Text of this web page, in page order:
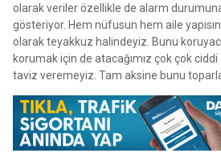
olarak veriler özellikle de alarm
gösteriyor. Hem nüfusun hem aile
olarak teyakkuz halindeyiz. Bunu
korumak için de atacağımız çok çok ciddi
taviz veremeyiz. Tam aksine bunu